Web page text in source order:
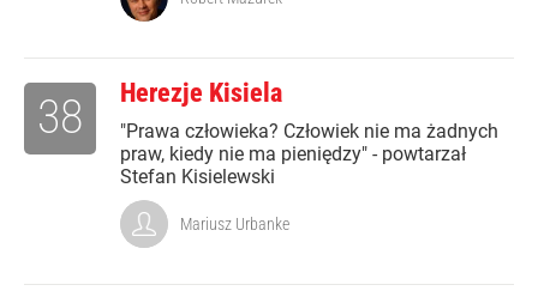
Herezje Kisiela
"Prawa człowieka? Człowiek nie ma żadnych
praw, kiedy nie ma pieniędzy" - powtarzał
Stefan Kisielewski
38
Mariusz Urbanke